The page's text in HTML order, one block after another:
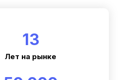
13
Лет на рынке